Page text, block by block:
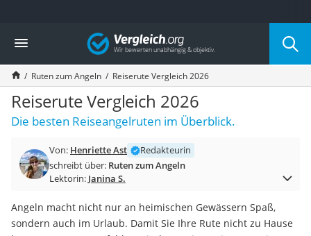
Die beliebtesten Vergleiche nach Kategorie
Freizeit & Sport
Gartentrampolin
Trampolin
Metalldetektor
Eufab-Fahrradträger
Trampolin 366 cm
Aluminium-Koffer
Futterboot
E-Bike-Dreirad
Trekkingschuhe Herren
Vergleich
Ruten zum Angeln Reiserute Vergleich 2026
Reiserute Vergleich 2026
Die besten Reiseangelruten im Überblick.
Von: Henriette Ast
Redakteurin
schreibt über: Ruten zum Angeln
Lektorin: Janina S.
Angeln macht nicht nur an heimischen Gewässern Spaß,
sondern auch im Urlaub. Damit Sie Ihre Rute nicht zu Hause